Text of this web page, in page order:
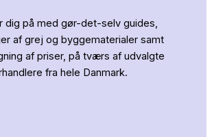
dig på med gør-det-selv guides,
af grej og byggematerialer samt
af priser, på tværs af udvalgte
fra hele Danmark.